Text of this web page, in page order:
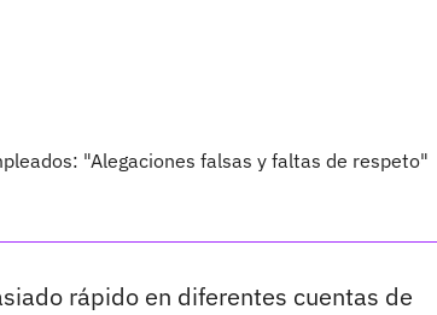
"Alegaciones falsas y faltas de respeto"
rápido en diferentes cuentas de